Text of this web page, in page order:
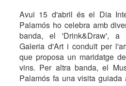
Avui 15 d'abril és el Dia
Palamós ho celebra amb
banda, el 'Drink&Draw', a
Galeria d'Art i conduït per
que proposa un maridatge
vins. Per altra banda, el
Palamós fa una visita